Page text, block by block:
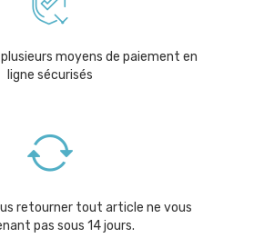
moyens de paiement en
ligne sécurisés
retourner tout article ne vous
pas sous 14 jours.